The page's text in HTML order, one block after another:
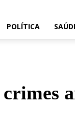
POLÍTICA